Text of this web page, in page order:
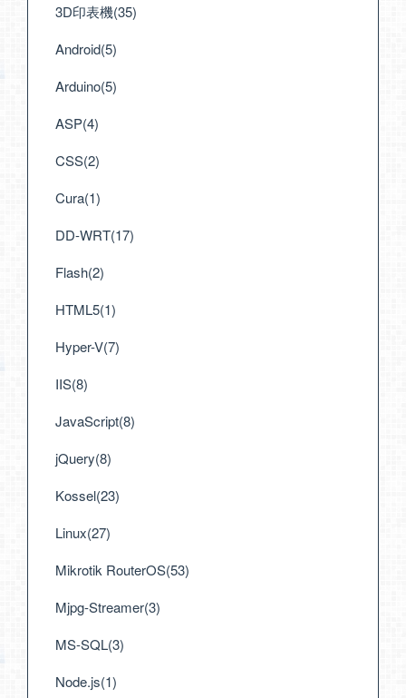
3D印表機(35)
Android(5)
Arduino(5)
ASP(4)
CSS(2)
Cura(1)
DD-WRT(17)
Flash(2)
HTML5(1)
Hyper-V(7)
IIS(8)
JavaScript(8)
jQuery(8)
Kossel(23)
Linux(27)
Mikrotik RouterOS(53)
Mjpg-Streamer(3)
MS-SQL(3)
Node.js(1)